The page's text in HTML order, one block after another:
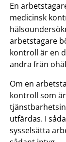
En
medicinsk
arbetstagare
kontroll är en
andra från
Om en
kontroll som
utfärdas. I
sysselsätta